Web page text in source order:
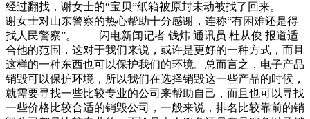
经过翻找，谢女士的“宝贝”纸箱被原封未动被找了回来。
谢女士对山东警察的热心帮助十分感谢，连称“有困难还是得
找人民警察”。 闪电新闻记者 钱炜 通讯员 杜从俊 报道适
合他的范围，这对于我们来说，或许是更好的一种方式，而且
这样的一种东西也可以保护我们的环境。总而言之，电子产品
销毁可以保护环境，所以我们在选择销毁这一些产品的时候，
就需要寻找一些比较专业的公司来帮助自己，而且也可以寻找
一些价格比较合适的销毁公司，一般来说，排名比较靠前的销